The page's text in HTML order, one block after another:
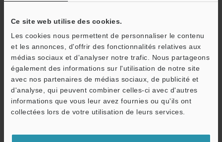
Ce site web utilise des cookies.
Les cookies nous permettent de personnaliser le contenu
et les annonces, d'offrir des fonctionnalités relatives aux
médias sociaux et d'analyser notre trafic. Nous partageons
également des informations sur l'utilisation de notre site
avec nos partenaires de médias sociaux, de publicité et
d'analyse, qui peuvent combiner celles-ci avec d'autres
informations que vous leur avez fournies ou qu'ils ont
collectées lors de votre utilisation de leurs services.
Si vous n'êtes pas encore inscrit, veuillez saisir votre adresse
votre inscription.
Adresse e-mail(obligatoire)
Continuer